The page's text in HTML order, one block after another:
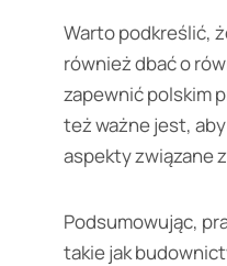
Warto podkreślić,
również dbać o
zapewnić polskim
też ważne jest,
aspekty związane
Podsumowując,
takie jak